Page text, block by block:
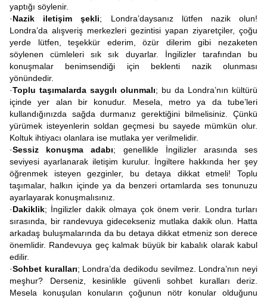
yaptığı söylenir.
·Nazik iletişim şekli; Londra’daysanız lütfen nazik olun!
Londra’da alışveriş merkezleri gezintisi yapan ziyaretçiler, çoğu
yerde lütfen, teşekkür ederim, özür dilerim gibi nezaketen
söylenen cümleleri sık sık duyarlar. İngilizler tarafından bu
konuşmalar benimsendiği için beklenti nazik olunması
yönündedir.
·Toplu taşımalarda saygılı olunmalı; bu da Londra’nın kültürü
içinde yer alan bir konudur. Mesela, metro ya da tube’leri
kullandığınızda sağda durmanız gerektiğini bilmelisiniz. Çünkü
yürümek isteyenlerin soldan geçmesi bu sayede mümkün olur.
Koltuk ihtiyacı olanlara ise mutlaka yer verilmelidir.
·Sessiz konuşma adabı; genellikle İngilizler arasında ses
seviyesi ayarlanarak iletişim kurulur. İngiltere hakkında her şey
öğrenmek isteyen gezginler, bu detaya dikkat etmeli! Toplu
taşımalar, halkın içinde ya da benzeri ortamlarda ses tonunuzu
ayarlayarak konuşmalısınız.
·Dakiklik; İngilizler dakik olmaya çok önem verir. Londra turları
sırasında, bir randevuya gidecekseniz mutlaka dakik olun. Hatta
arkadaş buluşmalarında da bu detaya dikkat etmeniz son derece
önemlidir. Randevuya geç kalmak büyük bir kabalık olarak kabul
edilir.
·Sohbet kuralları; Londra’da dedikodu sevilmez. Londra’nın neyi
meşhur? Derseniz, kesinlikle güvenli sohbet kuralları deriz.
Mesela konuşulan konuların çoğunun nötr konular olduğunu